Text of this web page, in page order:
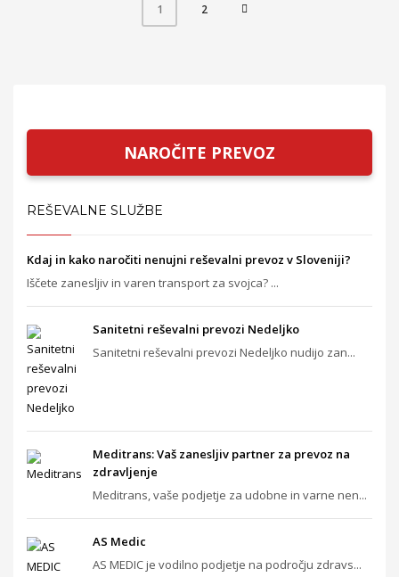
1 2
NAROČITE PREVOZ
REŠEVALNE SLUŽBE
Kdaj in kako naročiti nenujni reševalni prevoz v Sloveniji?
Iščete zanesljiv in varen transport za svojca? ...
Sanitetni reševalni prevozi Nedeljko
Sanitetni reševalni prevozi Nedeljko nudijo zan...
Meditrans: Vaš zanesljiv partner za prevoz na
zdravljenje
Meditrans, vaše podjetje za udobne in varne nen...
AS Medic
AS MEDIC je vodilno podjetje na področju zdravs...